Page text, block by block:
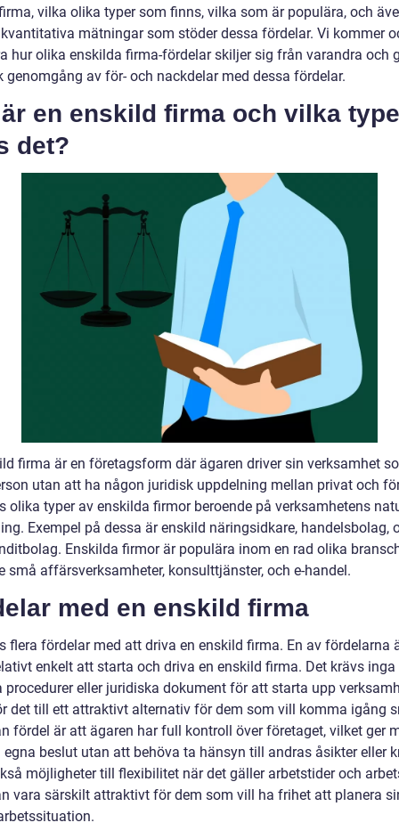
vilka olika typer som finns, vilka som är populära, och
mätningar som stöder dessa fördelar. Vi kommer
hur olika enskilda firma-fördelar skiljer sig från varandra och
genomgång av för- och nackdelar med dessa fördelar.
är en enskild firma och vilka
det?
firma är en företagsform där ägaren driver sin verksamhet
utan att ha någon juridisk uppdelning mellan privat och
olika typer av enskilda firmor beroende på verksamhetens
Exempel på dessa är enskild näringsidkare, handelsbolag,
Enskilda firmor är populära inom en rad olika
små affärsverksamheter, konsulttjänster, och e-handel.
med en enskild firma
flera fördelar med att driva en enskild firma. En av fördelarna
enkelt att starta och driva en enskild firma. Det krävs
procedurer eller juridiska dokument för att starta upp
det till ett attraktivt alternativ för dem som vill komma igång
fördel är att ägaren har full kontroll över företaget, vilket ger
beslut utan att behöva ta hänsyn till andras åsikter eller
möjligheter till flexibilitet när det gäller arbetstider och
vara särskilt attraktivt för dem som vill ha frihet att planera